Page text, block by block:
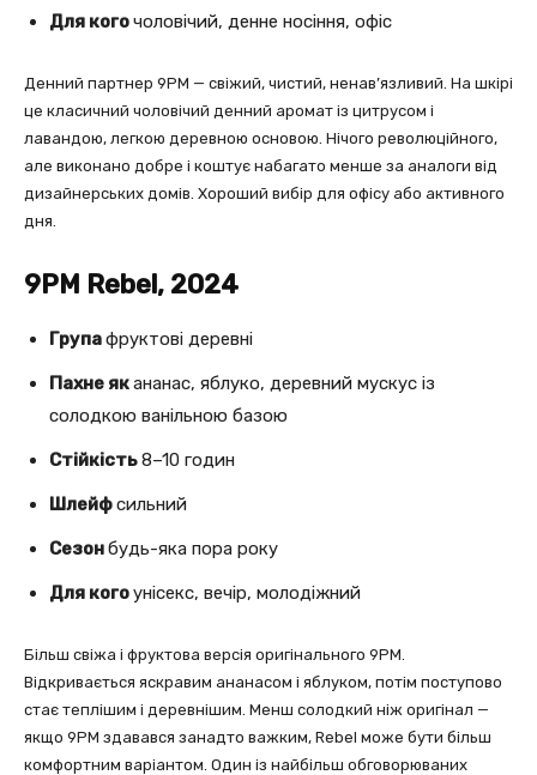
Для когочоловічий, денне носіння, офіс
Денний партнер 9PM — свіжий, чистий, ненав’язливий. На шкірі
це класичний чоловічий денний аромат із цитрусом і
лавандою, легкою деревною основою. Нічого революційного,
але виконано добре і коштує набагато менше за аналоги від
дизайнерських домів. Хороший вибір для офісу або активного
дня.
9PM Rebel, 2024
Групафруктові деревні
Пахне якананас, яблуко, деревний мускус із
солодкою ванільною базою
Стійкість8–10 годин
Шлейфсильний
Сезонбудь-яка пора року
Для когоунісекс, вечір, молодіжний
Більш свіжа і фруктова версія оригінального 9PM.
Відкривається яскравим ананасом і яблуком, потім поступово
стає теплішим і деревнішим. Менш солодкий ніж оригінал —
якщо 9PM здавався занадто важким, Rebel може бути більш
комфортним варіантом. Один із найбільш обговорюваних